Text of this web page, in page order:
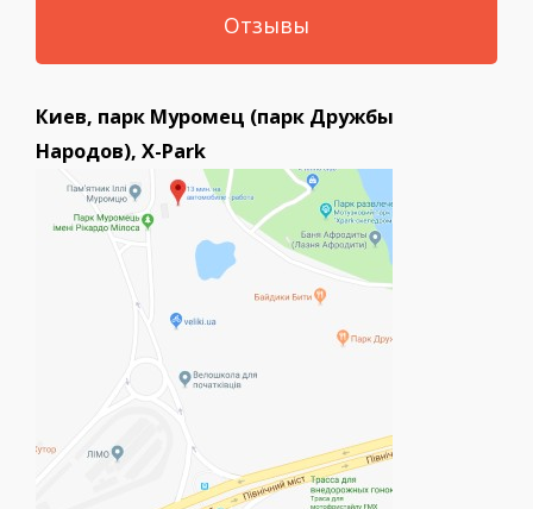
Отзывы
Киев, парк Муромец (парк Дружбы
Народов), X-Park